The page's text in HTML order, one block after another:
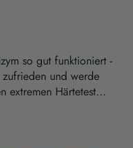
so gut funktioniert -
und werde
extremen Härtetest...